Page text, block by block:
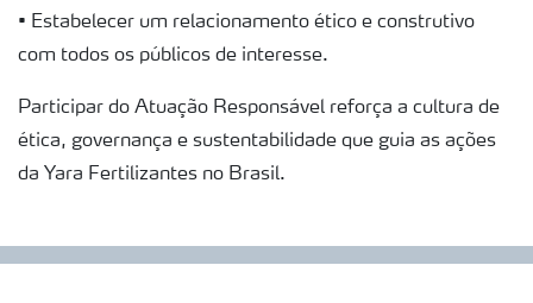
• Estabelecer um relacionamento ético e construtivo
com todos os públicos de interesse.
Participar do Atuação Responsável reforça a cultura de
ética, governança e sustentabilidade que guia as ações
da Yara Fertilizantes no Brasil.